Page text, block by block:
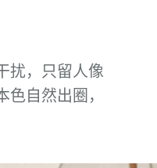
扰，只留人像
色自然出圈，